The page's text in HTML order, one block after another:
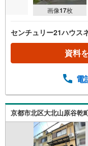
画像17枚
センチュリー21ハウ
資料
電
京都市北区大北山原谷乾